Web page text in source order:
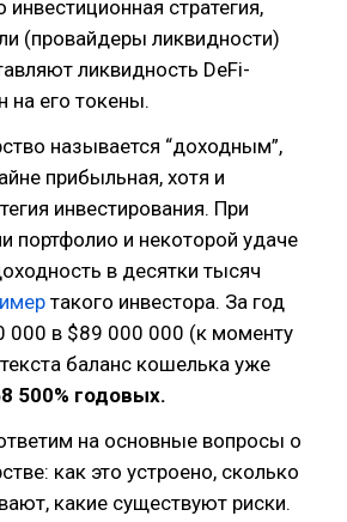
стратегия,
(провайдеры ликвидности)
ликвидность DeFi-
на его токены.
называется “доходным”,
прибыльная, хотя и
инвестирования. При
портфолио и некоторой удаче
в десятки тысяч
такого инвестора. За год
000 в $89 000 000 (к моменту
баланс кошелька уже
500% годовых.
на основные вопросы о
как это устроено, сколько
какие существуют риски.